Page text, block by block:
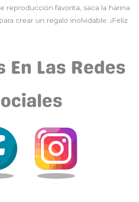
reproducción favorita, saca la harina
crear un regalo inolvidable. ¡Feliz
En Las Redes